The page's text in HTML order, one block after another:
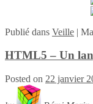
Publié dans Veille |
HTML5 – Un
Posted on 22 janvier